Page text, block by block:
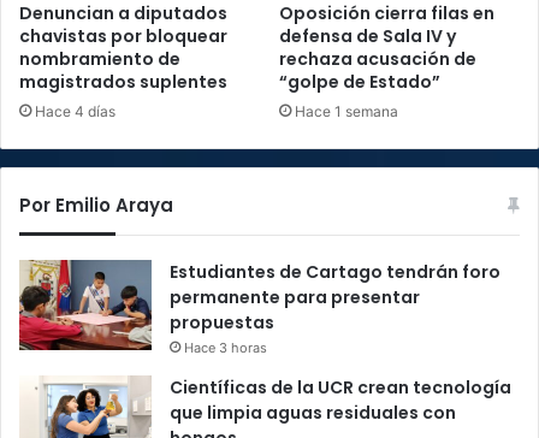
Denuncian a diputados
chavistas por bloquear
nombramiento de
magistrados suplentes
Hace 4 días
Oposición cierra filas en
defensa de Sala IV y
rechaza acusación de
“golpe de Estado”
Hace 1 semana
Por Emilio Araya
Estudiantes de Cartago tendrán foro
permanente para presentar
propuestas
Hace 3 horas
Científicas de la UCR crean tecnología
que limpia aguas residuales con